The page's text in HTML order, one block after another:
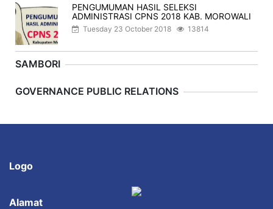
PENGUMUMAN HASIL SELEKSI
ADMINISTRASI CPNS 2018 KAB. MOROWALI
Tuesday 23 October 2018 13814
SAMBORI
Previous
GOVERNANCE PUBLIC RELATIONS
Logo
Alamat